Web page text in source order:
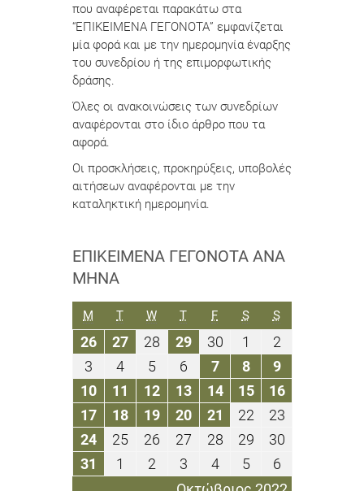
που αναφέρεται παρακάτω στα
“ΕΠΙΚΕΙΜΕΝΑ ΓΕΓΟΝΟΤΑ” εμφανίζεται
μία φορά και με την ημερομηνία έναρξης
του συνεδρίου ή της επιμορφωτικής
δράσης.
Όλες οι ανακοινώσεις των συνεδρίων
αναφέρονται στο ίδιο άρθρο που τα
αφορά.
Οι προσκλήσεις, προκηρύξεις, υποβολές
αιτήσεων αναφέρονται με την
καταληκτική ημερομηνία.
ΕΠΙΚΕΊΜΕΝΑ ΓΕΓΟΝΌΤΑ ΑΝΆ
ΜΉΝΑ
M ΔΕΥΤΈΡΑ
TΤΡΊΤΗ
WΤΕΤΆΡΤΗ
TΠΈΜΠΤΗ
FΠΑΡΑΣΚΕΥΉ
SΣΆΒΒΑΤΟ
SΚΥΡΙΑΚΉ
2626
Σεπτεμβρίου
2022
2727
Σεπτεμβρίου
2022
28
Σεπτεμβρίου
2022
2929
Σεπτεμβρίου
2022
3030
Σεπτεμβρίου
2022
1
Οκτωβρίου
2022
22
Οκτωβρίου
2022
3
Οκτωβρίου
2022
44
Οκτωβρίου
2022
55
Οκτωβρίου
2022
6
Οκτωβρίου
2022
77
Οκτωβρίου
2022
88
Οκτωβρίου
2022
99
Οκτωβρίου
2022
1010
Οκτωβρίου
2022
11
Οκτωβρίου
2022
1212
Οκτωβρίου
2022
1313
Οκτωβρίου
2022
1414
Οκτωβρίου
2022
1515
Οκτωβρίου
2022
1616
Οκτωβρίου
2022
1717
Οκτωβρίου
2022
1818
Οκτωβρίου
2022
1919
Οκτωβρίου
2022
2020
Οκτωβρίου
2022
21
Οκτωβρίου
2022
2222
Οκτωβρίου
2022
2323
2022
2424
Οκτωβρίου
2022
2525
Οκτωβρίου
2022
26
Οκτωβρίου
2022
27
Οκτωβρίου
2022
2828
Οκτωβρίου
2022
2929
Οκτωβρίου
2022
3030
2022
31
Οκτωβρίου
1
Νοεμβρίου
2
Νοεμβρίου
3
Νοεμβρίου
44
Νοεμβρίου
55
Νοεμβρίου
66
Νοεμβρίου